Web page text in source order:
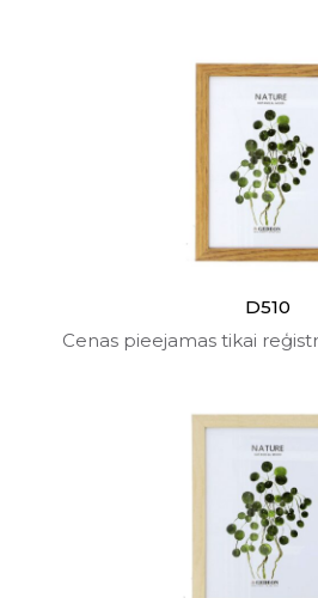
D510
Cenas pieejamas tikai